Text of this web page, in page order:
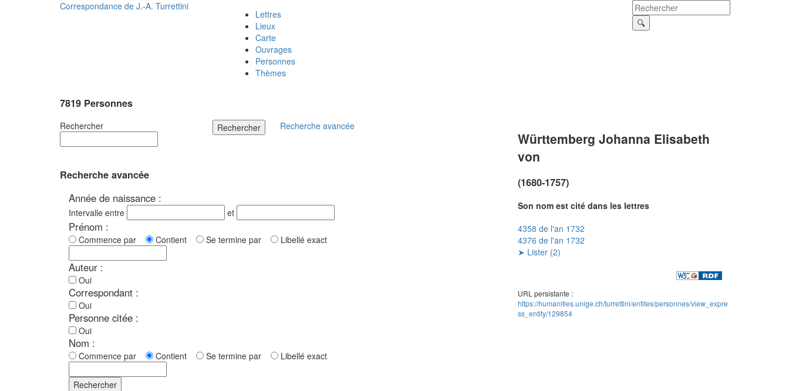
Correspondance de J.-A. Turrettini
Lettres
Lieux
Carte
Ouvrages
Personnes
Thèmes
7819 Personnes
Rechercher Rechercher Recherche avancée
Recherche avancée
Année de naissance :
Intervalle entre et
Prénom :
Commence par Contient Se termine par Libellé exact
Auteur :
Oui
Correspondant :
Oui
Personne citée :
Oui
Nom :
Commence par Contient Se termine par Libellé exact
Rechercher
Württemberg Johanna Elisabeth
von
(1680-1757)
Son nom est cité dans les lettres
4358 de l'an 1732
4376 de l'an 1732
➤ Lister (2)
URL persistante :
https://humanities.unige.ch/turrettini/entites/personnes/view_expre
ss_entity/129854